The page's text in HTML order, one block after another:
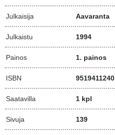
Julkaisija Aavaranta
Julkaistu 1994
Painos 1. painos
ISBN 9519411240
Saatavilla 1 kpl
Sivuja 139